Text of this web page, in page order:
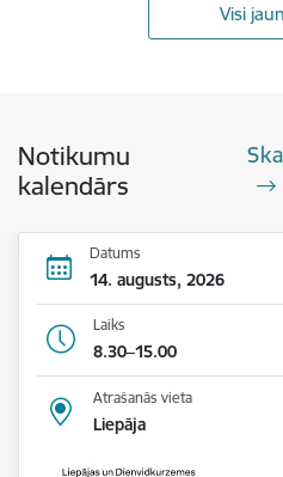
Visi
Notikumu
kalendārs
Datums
14. augusts, 2026
Laiks
8.30–15.00
Atrašanās vieta
Liepāja